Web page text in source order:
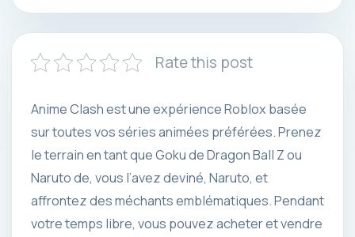
Rate this post
Anime Clash est une expérience Roblox basée
sur toutes vos séries animées préférées. Prenez
le terrain en tant que Goku de Dragon Ball Z ou
Naruto de, vous l’avez deviné, Naruto, et
affrontez des méchants emblématiques. Pendant
votre temps libre, vous pouvez acheter et vendre